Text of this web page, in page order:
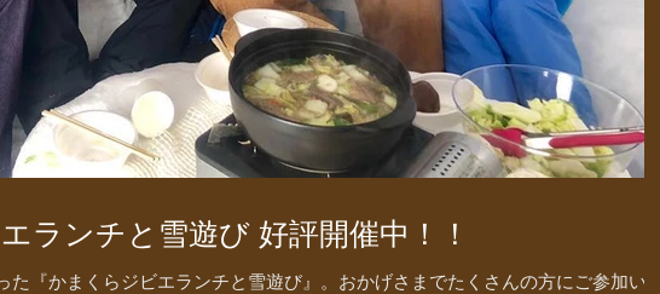
ランチと雪遊び 好評開催中！！
た『かまくらジビエランチと雪遊び』。おかげさまでたくさんの方にご参加いた